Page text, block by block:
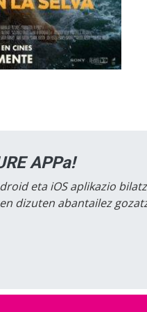
APPa!
eta iOS aplikazio
dizuten abantailez